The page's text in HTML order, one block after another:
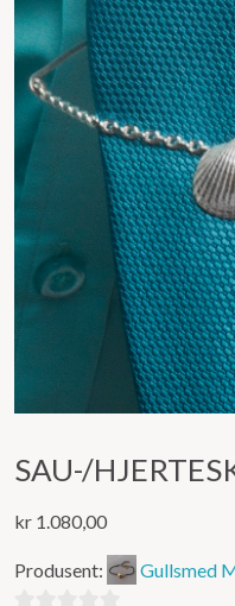
SAU-/
kr 1.080,00
Produsent: Gullsmed